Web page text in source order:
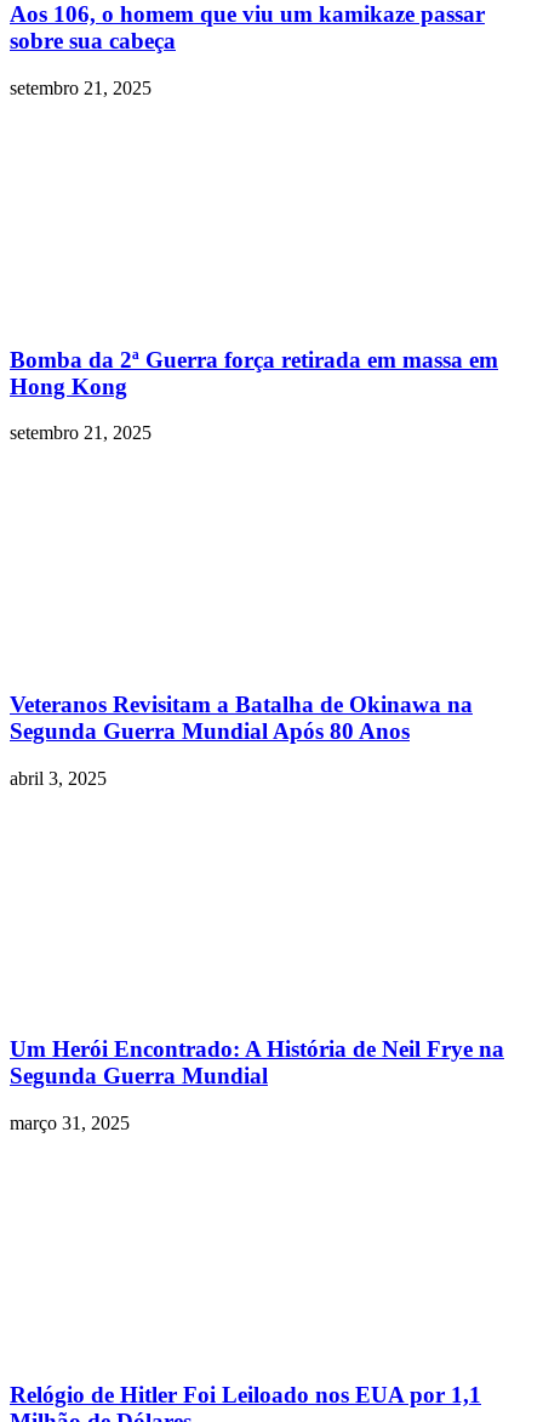
Aos 106, o homem que viu um kamikaze passar
sobre sua cabeça
setembro 21, 2025
Bomba da 2ª Guerra força retirada em massa em
Hong Kong
setembro 21, 2025
Veteranos Revisitam a Batalha de Okinawa na
Segunda Guerra Mundial Após 80 Anos
abril 3, 2025
Um Herói Encontrado: A História de Neil Frye na
Segunda Guerra Mundial
março 31, 2025
Relógio de Hitler Foi Leiloado nos EUA por 1,1